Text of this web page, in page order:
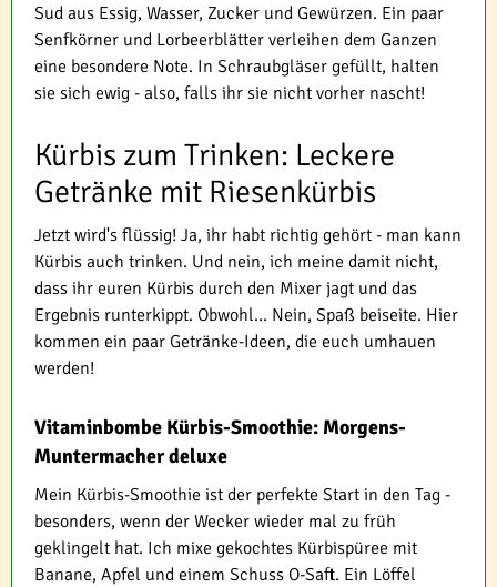
Sud aus Essig, Wasser, Zucker und Gewürzen. Ein paar
Senfkörner und Lorbeerblätter verleihen dem Ganzen
eine besondere Note. In Schraubgläser gefüllt, halten
sie sich ewig - also, falls ihr sie nicht vorher nascht!
Kürbis zum Trinken: Leckere
Getränke mit Riesenkürbis
Jetzt wird's flüssig! Ja, ihr habt richtig gehört - man kann
Kürbis auch trinken. Und nein, ich meine damit nicht,
dass ihr euren Kürbis durch den Mixer jagt und das
Ergebnis runterkippt. Obwohl... Nein, Spaß beiseite. Hier
kommen ein paar Getränke-Ideen, die euch umhauen
werden!
Vitaminbombe Kürbis-Smoothie: Morgens-
Muntermacher deluxe
Mein Kürbis-Smoothie ist der perfekte Start in den Tag -
besonders, wenn der Wecker wieder mal zu früh
geklingelt hat. Ich mixe gekochtes Kürbispüree mit
Banane, Apfel und einem Schuss O-Saft. Ein Löffel